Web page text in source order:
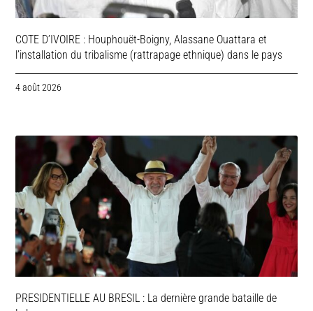
COTE D’IVOIRE : Houphouët-Boigny, Alassane Ouattara et
l’installation du tribalisme (rattrapage ethnique) dans le pays
4 août 2026
PRESIDENTIELLE AU BRESIL : La dernière grande bataille de